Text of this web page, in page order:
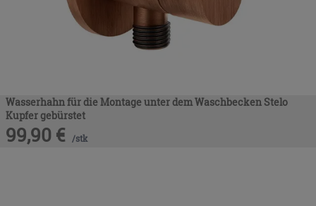
Wasserhahn für die Montage unter dem Waschbecken Stelo
Kupfer gebürstet
99,90 € /stk